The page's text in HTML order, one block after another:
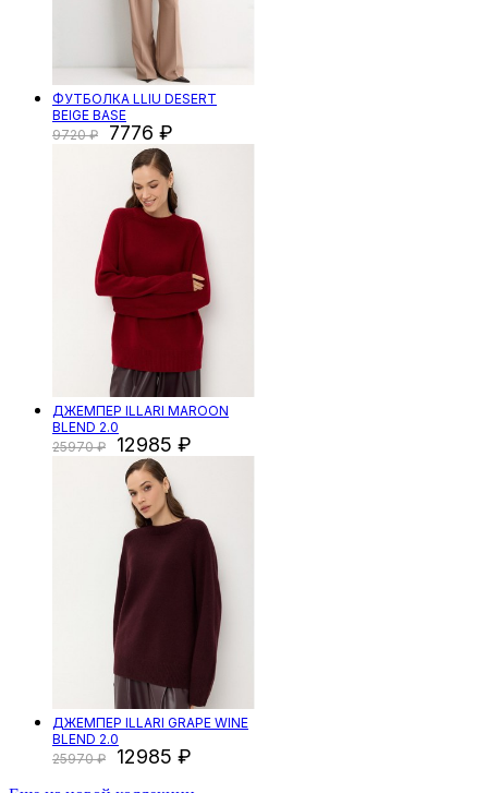
ФУТБОЛКА LLIU DESERT
BEIGE BASE
9720
7776
ДЖЕМПЕР ILLARI MAROON
BLEND 2.0
25970
12985
ДЖЕМПЕР ILLARI GRAPE WINE
BLEND 2.0
25970
12985